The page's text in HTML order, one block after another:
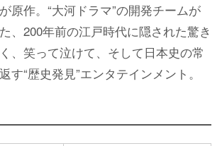
原作。“大河ドラマ”の開発チームが
、200年前の江戸時代に隠された驚き
、笑って泣けて、そして日本史の常
す“歴史発見”エンタテインメント。